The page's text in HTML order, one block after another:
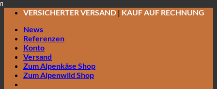
Zum
springen
VERSICHERTER VERSAND | KAUF AUF RECHNUNG
News
Referenzen
Konto
Versand
Zum Alpenkäse Shop
Zum Alpenwild Shop